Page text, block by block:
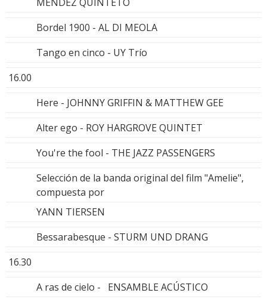
Bordel 1900 - AL DI MEOLA
Tango en cinco - UY Trío
16.00
Here - JOHNNY GRIFFIN & MATTHEW GEE
Alter ego - ROY HARGROVE QUINTET
You're the fool - THE JAZZ PASSENGERS
Selección de la banda original del film "Amelie",
compuesta por
YANN TIERSEN
Bessarabesque - STURM UND DRANG
16.30
A ras de cielo - ENSAMBLE ACÚSTICO